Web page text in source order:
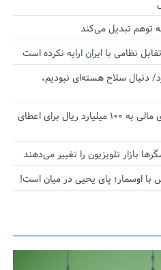
توهم تبدیل می‌کند
نظامی با ایران ارایه نکرده است
دنبال سلاح هسته‌ای نبودیم،
آستانه الزام به دریافت صورت های مالی به ۱۰۰ میلیارد ریال برای اعطای
بازار تلویزیون را تغییر می‌دهند
با اوسمار؛ پای یحیی در میان است!